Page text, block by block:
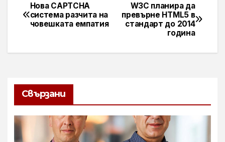
Навигация
W3C планира да
превърне HTML5 в
стандарт до 2014
година
Нова CAPTCHA
система разчита на
човешката емпатия
Свързани